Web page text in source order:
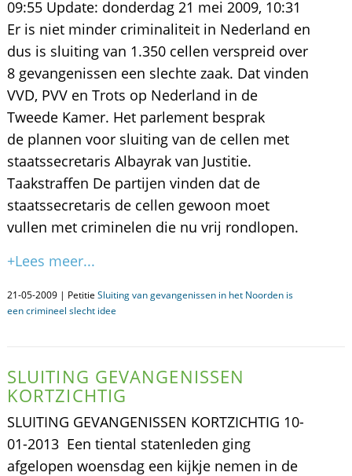
09:55 Update: donderdag 21 mei 2009, 10:31
Er is niet minder criminaliteit in Nederland en
dus is sluiting van 1.350 cellen verspreid over
8 gevangenissen een slechte zaak. Dat vinden
VVD, PVV en Trots op Nederland in de
Tweede Kamer. Het parlement besprak
de plannen voor sluiting van de cellen met
staatssecretaris Albayrak van Justitie.
Taakstraffen De partijen vinden dat de
staatssecretaris de cellen gewoon moet
vullen met criminelen die nu vrij rondlopen.
+Lees meer...
21-05-2009 | Petitie Sluiting van gevangenissen in het Noorden is
een crimineel slecht idee
SLUITING GEVANGENISSEN
KORTZICHTIG
SLUITING GEVANGENISSEN KORTZICHTIG 10-
01-2013  Een tiental statenleden ging
afgelopen woensdag een kijkje nemen in de